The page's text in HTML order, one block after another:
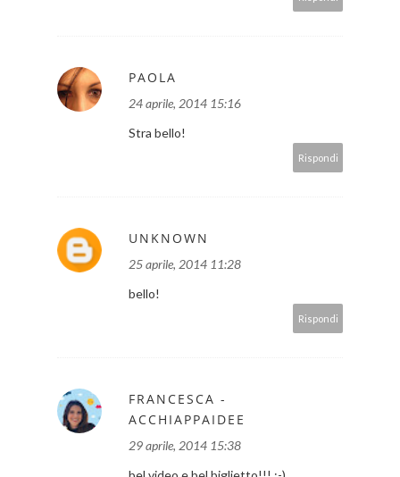
PAOLA
24 aprile, 2014 15:16
Stra bello!
Rispondi
UNKNOWN
25 aprile, 2014 11:28
bello!
Rispondi
FRANCESCA -
ACCHIAPPAIDEE
29 aprile, 2014 15:38